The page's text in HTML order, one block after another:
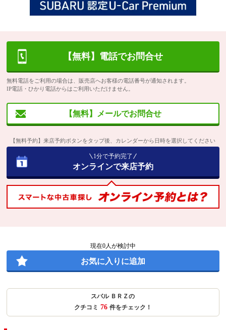
【無料】電話でお問合せ
無料電話をご利用の場合は、販売店へお客様の電話番号が通知されます。
IP電話・ひかり電話からはご利用いただけません。
【無料】メールでお問合せ
【無料予約】来店予約ボタンをタップ後、カレンダーから日時を選択してください
1分で予約完了
オンラインで来店予約
現在0人が検討中
お気に入りに追加
スバル ＢＲＺの
クチコミ 76 件をチェック！